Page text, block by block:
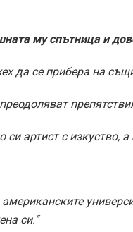
му спътница и
да се прибера на
артист с изкуство, а
си.“